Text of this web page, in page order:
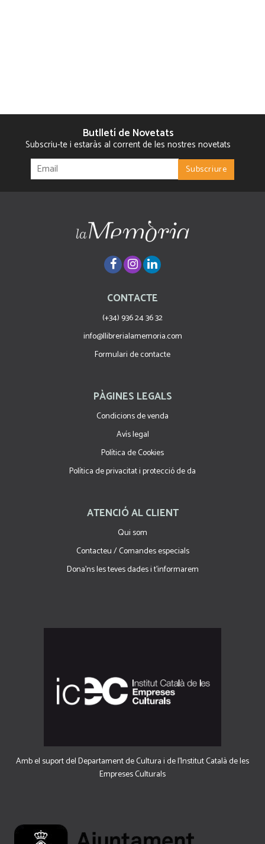
Butlletí de Novetats
Subscriu-te i estaràs al corrent de les nostres novetats
CONTACTE
(+34) 936 24 36 32
info@llibrerialamemoria.com
Formulari de contacte
PÀGINES LEGALS
Condicions de venda
Avís legal
Política de Cookies
Política de privacitat i protecció de da
ATENCIÓ AL CLIENT
Qui som
Contacteu / Comandes especials
Dona'ns les teves dades i t'informarem
Amb el suport del Departament de Cultura i de l'Institut Català de les
Empreses Culturals